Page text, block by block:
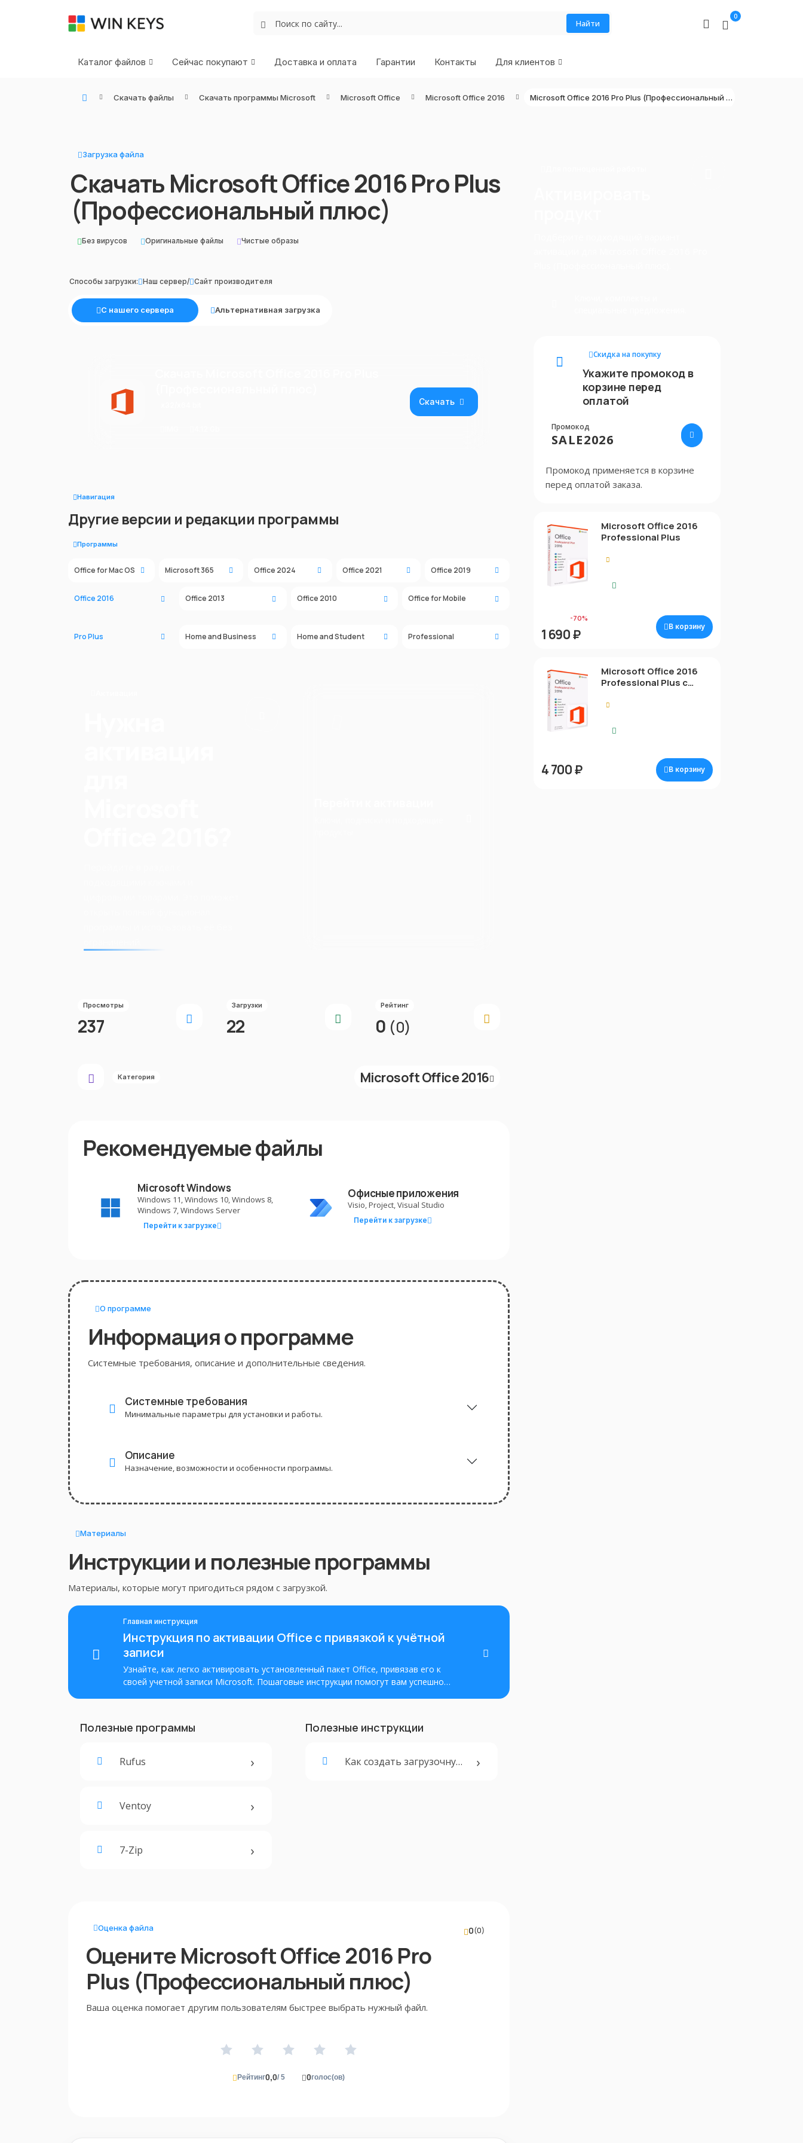
Найти
0
Каталог файлов Сейчас покупают Доставка и оплата Гарантии Контакты Для клиентов
Скачать файлы Скачать программы Microsoft Microsoft Office Microsoft Office 2016 Microsoft Office 2016 Pro Plus (Профессиональный плюс)
Загрузка файла
Скачать Microsoft Office 2016 Pro Plus
(Профессиональный плюс)
Без вирусов Оригинальные файлы Чистые образы
Способы загрузки: Наш сервер/ Сайт производителя
С нашего сервера Альтернативная загрузка
Скачать
Навигация
Другие версии и редакции программы
Программы
Office for Mac OS Microsoft 365 Office 2024 Office 2021 Office 2019
Office 2016 Office 2013 Office 2010 Office for Mobile
Pro Plus Home and Business Home and Student Professional
Просмотры
237
Загрузки
22
Рейтинг
0 (0)
Категория Microsoft Office 2016
Рекомендуемые файлы
Microsoft Windows
Windows 11, Windows 10, Windows 8,
Windows 7, Windows Server
Перейти к загрузке
Офисные приложения
Visio, Project, Visual Studio
Перейти к загрузке
О программе
Информация о программе
Системные требования, описание и дополнительные сведения.
Системные требования
Минимальные параметры для установки и работы.
Описание
Назначение, возможности и особенности программы.
Материалы
Инструкции и полезные программы
Материалы, которые могут пригодиться рядом с загрузкой.
Главная инструкция
Инструкция по активации Office с привязкой к учётной
записи
Узнайте, как легко активировать установленный пакет Office, привязав его к
своей учетной записи Microsoft. Пошаговые инструкции помогут вам успешно
Полезные программы
Rufus
Ventoy
7-Zip
Полезные инструкции
Как создать загрузочную флешку
Оценка файла
Оцените Microsoft Office 2016 Pro
Plus (Профессиональный плюс)
Ваша оценка помогает другим пользователям быстрее выбрать нужный файл.
0(0)
Рейтинг0,0/ 5 0голос(ов)
Скидка на покупку
Укажите промокод в
корзине перед
оплатой
Промокод
SALE2026
Промокод применяется в корзине
перед оплатой заказа.
Microsoft Office 2016
Professional Plus
-70%
1 690 ₽ В корзину
Microsoft Office 2016
Professional Plus с
4 700 ₽ В корзину